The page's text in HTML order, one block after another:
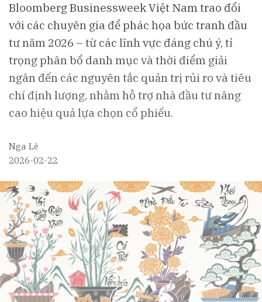
Nga Lê
2026-02-22
Bloomberg Businessweek Việt Nam trao đổi
với các chuyên gia để phác họa bức tranh đầu
tư năm 2026 – từ các lĩnh vực đáng chú ý, tỉ
trọng phân bổ danh mục và thời điểm giải
ngân đến các nguyên tắc quản trị rủi ro và tiêu
chí định lượng, nhằm hỗ trợ nhà đầu tư nâng
cao hiệu quả lựa chọn cổ phiếu.